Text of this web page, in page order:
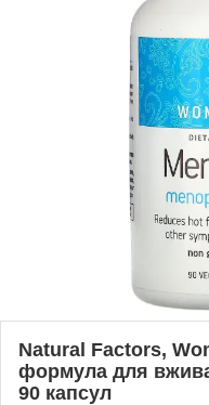
Natural Factors,
формула для
90 капсул